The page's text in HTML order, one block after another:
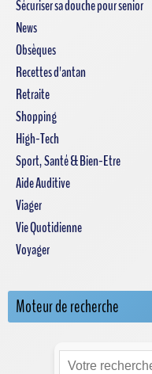
Sécuriser sa douche pour senior
News
Obsèques
Recettes d'antan
Retraite
Shopping
High-Tech
Sport, Santé & Bien-Etre
Aide Auditive
Viager
Vie Quotidienne
Voyager
Moteur de recherche